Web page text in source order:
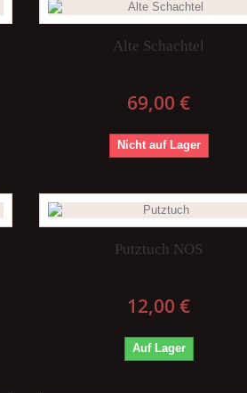
Alte Schachtel
69,00 €
Nicht auf Lager
Putztuch NOS
12,00 €
Auf Lager